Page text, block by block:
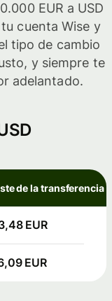
EUR a USD
cuenta Wise y
tipo de cambio
y siempre te
adelantado.
de la transferencia
EUR
EUR